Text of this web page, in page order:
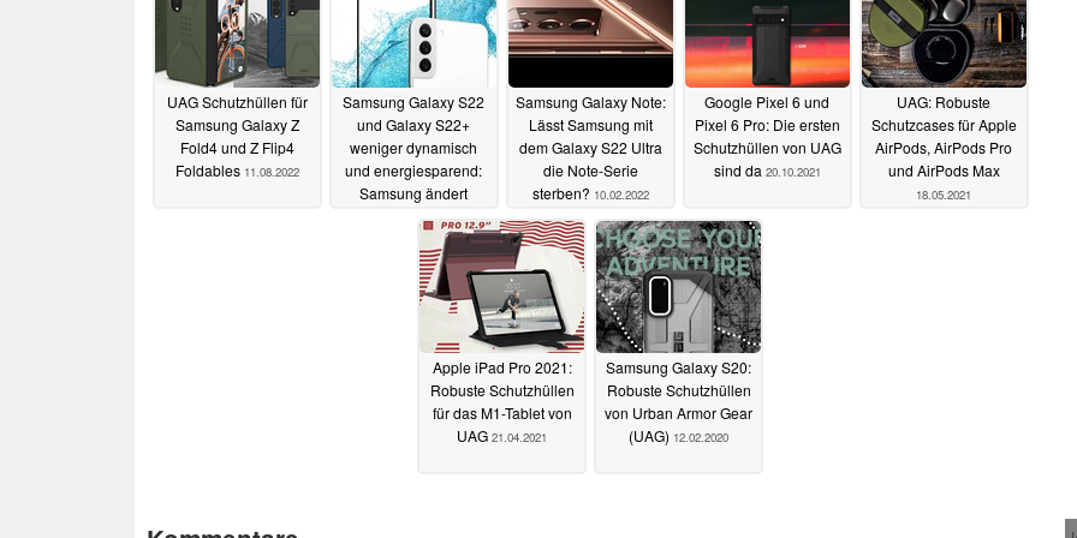
UAG Schutzhüllen für
Samsung Galaxy Z
Fold4 und Z Flip4
Foldables 11.08.2022
Samsung Galaxy S22
und Galaxy S22+
weniger dynamisch
und energiesparend:
Samsung ändert
13.02.2022
Samsung Galaxy Note:
Lässt Samsung mit
dem Galaxy S22 Ultra
die Note-Serie
sterben? 10.02.2022
Google Pixel 6 und
Pixel 6 Pro: Die ersten
Schutzhüllen von UAG
sind da 20.10.2021
UAG: Robuste
Schutzcases für Apple
AirPods, AirPods Pro
und AirPods Max
18.05.2021
Apple iPad Pro 2021:
Robuste Schutzhüllen
für das M1-Tablet von
UAG 21.04.2021
Samsung Galaxy S20:
Robuste Schutzhüllen
von Urban Armor Gear
(UAG) 12.02.2020